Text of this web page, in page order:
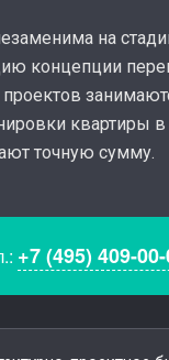
на
концепции
квартиры
точную сумму.
+7 (495) 409-